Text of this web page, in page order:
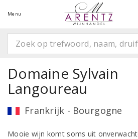
Menu
Domaine Sylvain
Langoureau
Frankrijk - Bourgogne
Mooie wijn komt soms uit